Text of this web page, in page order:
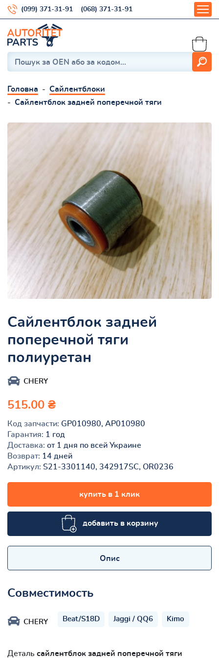
(099) 371-31-91 (068) 371-31-91
Головна
Сайлентблоки
Сайлентблок задней поперечной тяги
Сайлентблок задней
поперечной тяги
полиуретан
CHERY
515.00 ₴
Код запчасти: GP010980, AP010980
Гарантия: 1 год
Доставка: от 1 дня по всей Украине
Возврат: 14 дней
Артикул: S21-3301140, 342917SC, OR0236
купить в 1 клик
добавить в корзину
Опис
Совместимость
CHERY Beat/S18D Jaggi / QQ6 Kimo
Деталь сайлентблок задней поперечной тяги